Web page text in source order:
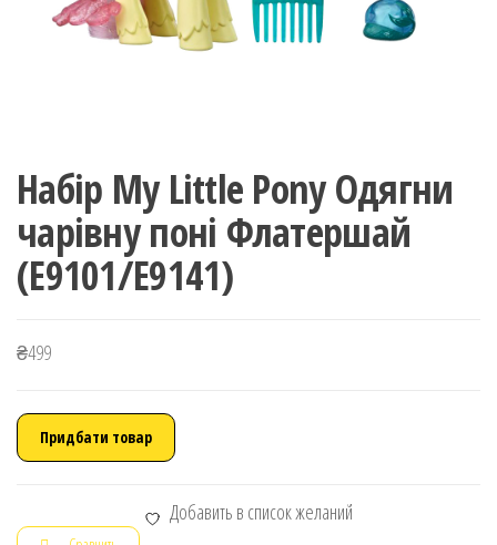
Набір My Little Pony Одягни
чарівну поні Флатершай
(E9101/E9141)
₴499
Придбати товар
Добавить в список желаний